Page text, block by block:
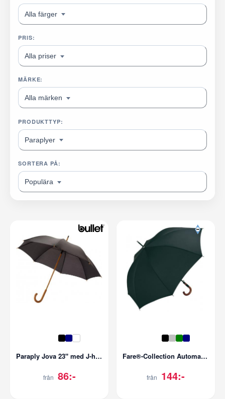
Alla färger
PRIS:
Alla priser
MÄRKE:
Alla märken
PRODUKTTYP:
Paraplyer
SORTERA PÅ:
Populära
Paraply Jova 23" med J-handtag
från 86:-
Fare®-Collection Automatic Midsize Umbrella Fare® Collection
från 144:-